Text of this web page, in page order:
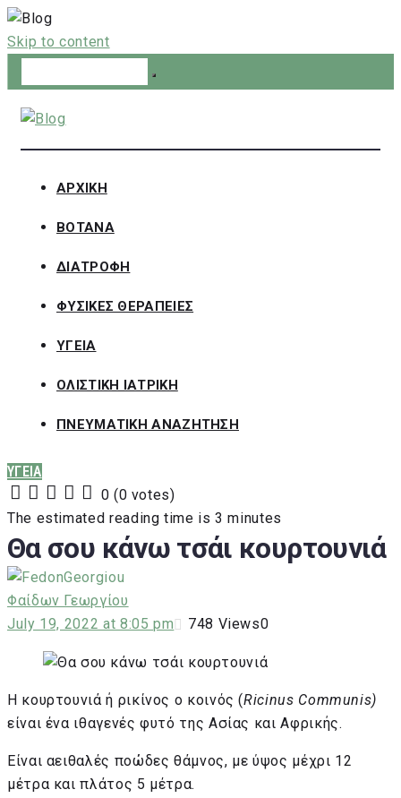
Skip to content
ΑΡΧΙΚΗ
ΒΟΤΑΝΑ
ΔΙΑΤΡΟΦΗ
ΦΥΣΙΚΕΣ ΘΕΡΑΠΕΙΕΣ
ΥΓΕΙΑ
ΟΛΙΣΤΙΚΗ ΙΑΤΡΙΚΗ
ΠΝΕΥΜΑΤΙΚΗ ΑΝΑΖΗΤΗΣΗ
ΥΓΕΙΑ
5
4
3
2
1
0 (0 votes)
The estimated reading time is 3 minutes
Θα σου κάνω τσάι κουρτουνιά
Φαίδων Γεωργίου
July 19, 2022 at 8:05 pm
748 Views0
Η κουρτουνιά ή ρικίνος ο κοινός (Ricinus Communis)
είναι ένα ιθαγενές φυτό της Ασίας και Αφρικής.
Είναι αειθαλές ποώδες θάμνος, με ύψος μέχρι 12
μέτρα και πλάτος 5 μέτρα.